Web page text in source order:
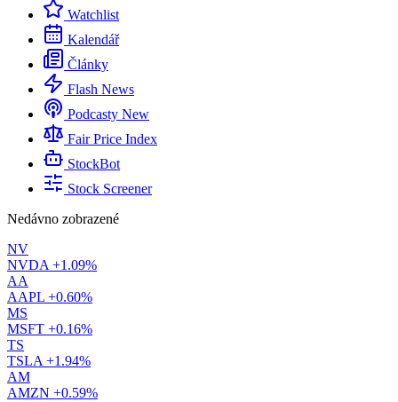
Watchlist
Kalendář
Články
Flash News
Podcasty New
Fair Price Index
StockBot
Stock Screener
Nedávno zobrazené
NV
NVDA +1.09%
AA
AAPL +0.60%
MS
MSFT +0.16%
TS
TSLA +1.94%
AM
AMZN +0.59%